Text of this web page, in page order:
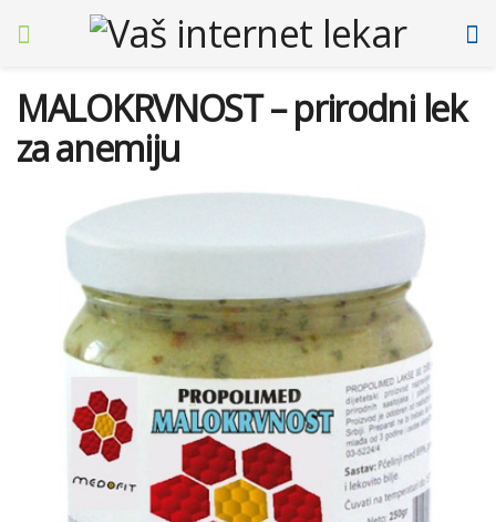
MALOKRVNOST – prirodni lek
za anemiju